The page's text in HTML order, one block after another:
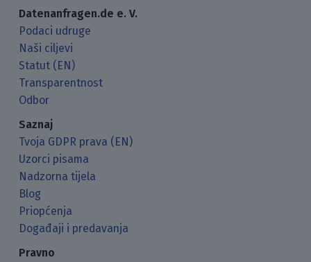
Datenanfragen.de e. V.
Podaci udruge
Naši ciljevi
Statut (EN)
Transparentnost
Odbor
Saznaj
Tvoja GDPR prava (EN)
Uzorci pisama
Nadzorna tijela
Blog
Priopćenja
Događaji i predavanja
Pravno